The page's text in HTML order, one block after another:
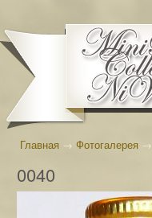
Главная → Фотогалерея →
0040